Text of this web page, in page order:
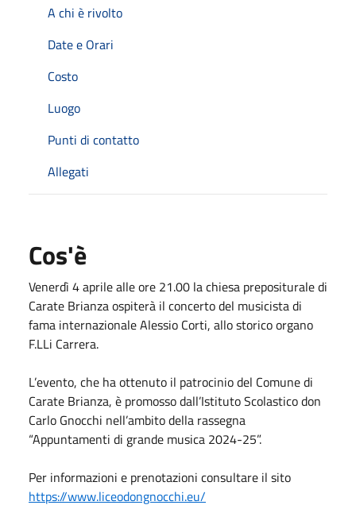
A chi è rivolto
Date e Orari
Costo
Luogo
Punti di contatto
Allegati
Cos'è
Venerdì 4 aprile alle ore 21.00 la chiesa prepositurale di
Carate Brianza ospiterà il concerto del musicista di
fama internazionale Alessio Corti, allo storico organo
F.LLi Carrera.
L’evento, che ha ottenuto il patrocinio del Comune di
Carate Brianza, è promosso dall’Istituto Scolastico don
Carlo Gnocchi nell’ambito della rassegna
“Appuntamenti di grande musica 2024-25”.
Per informazioni e prenotazioni consultare il sito
https://www.liceodongnocchi.eu/